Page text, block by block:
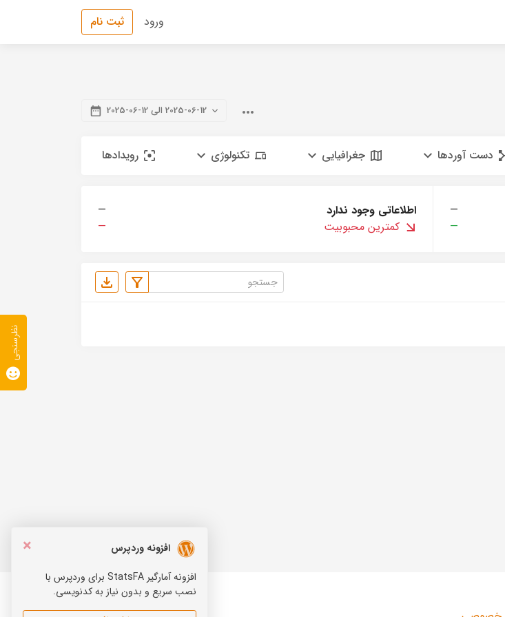
ورود ثبت نام
2025-06-12 الی 12-06-2025
دست آوردها جغرافیایی تکنولوژی رویدادها
—
—
اطلاعاتی وجود ندارد
—
کمترین محبوبیت
—
×
افزونه وردپرس
افزونه آمارگیر StatsFA برای وردپرس با
نصب سریع و بدون نیاز به کدنویسی.
نظرسنجی